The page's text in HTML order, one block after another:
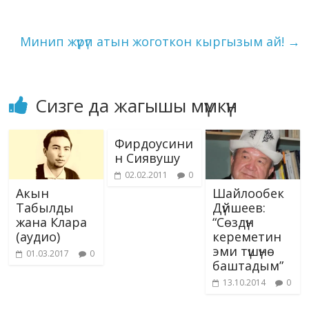
Минип жүрүп атын жоготкон кыргызым ай! →
Сизге да жагышы мүмкүн
Акын
Табылды
жана Клара
(аудио)
01.03.2017 0
Фирдоусини
н Сиявушу
02.02.2011 0
Шайлообек
Дүйшеев:
“Сөздүн
кереметин
эми түшүнө
баштадым”
13.10.2014 0